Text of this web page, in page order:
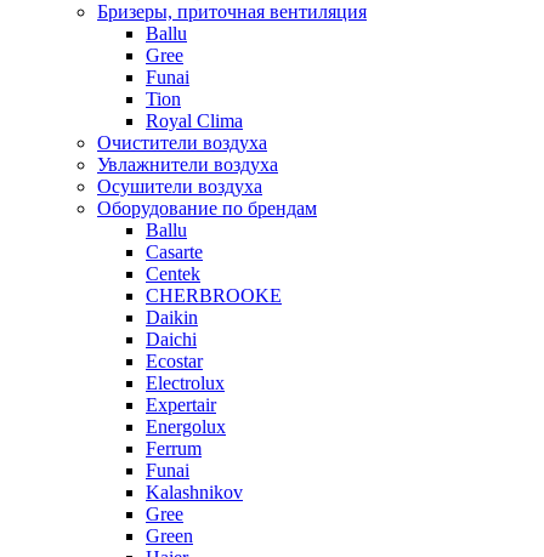
Бризеры, приточная вентиляция
Ballu
Gree
Funai
Tion
Royal Clima
Очистители воздуха
Увлажнители воздуха
Осушители воздуха
Оборудование по брендам
Ballu
Casarte
Centek
CHERBROOKE
Daikin
Daichi
Ecostar
Electrolux
Expertair
Energolux
Ferrum
Funai
Kalashnikov
Gree
Grеen